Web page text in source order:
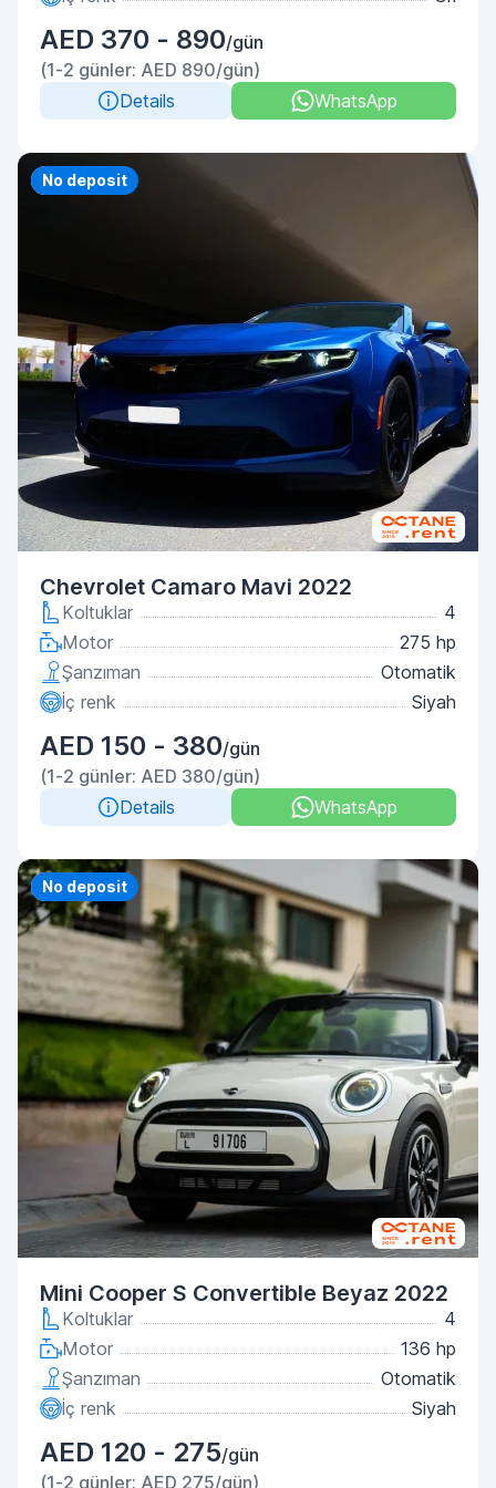
AED 370 - 890/gün
(1-2 günler: AED 890/gün)
Details
WhatsApp
Priority
No deposit
Chevrolet Camaro Mavi 2022
Koltuklar
4
Motor
275 hp
Şanzıman
Otomatik
İç renk
Siyah
AED 150 - 380/gün
(1-2 günler: AED 380/gün)
Details
WhatsApp
Priority
No deposit
Mini Cooper S Convertible Beyaz 2022
Koltuklar
4
Motor
136 hp
Şanzıman
Otomatik
İç renk
Siyah
AED 120 - 275/gün
(1-2 günler: AED 275/gün)